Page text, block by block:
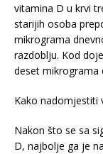
vitamina D u krvi
starijih osoba
mikrograma
razdoblju. Kod
deset mikrograma
Kako nadomjestiti
Nakon što se sa
D, najbolje ga je